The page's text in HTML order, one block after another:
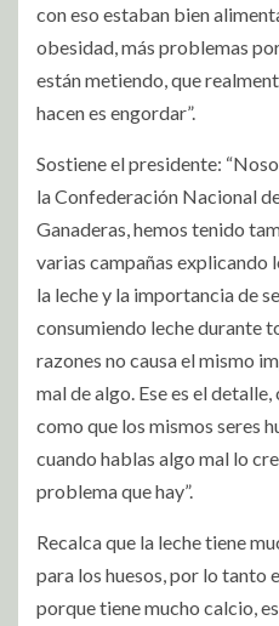
con eso estaban bien
obesidad, más problemas
están metiendo, que
hacen es engordar”.
Sostiene el presidente:
la Confederación Nacional
Ganaderas, hemos tenido
varias campañas explicando
la leche y la importancia de
consumiendo leche durante
razones no causa el mismo
mal de algo. Ese es el
como que los mismos seres
cuando hablas algo mal lo
problema que hay”.
Recalca que la leche tiene
para los huesos, por lo tanto
porque tiene mucho calcio,